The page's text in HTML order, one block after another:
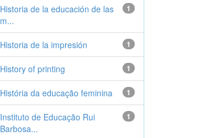
1
Historia de la educación de las
m...
1
Historia de la impresión
1
History of printing
1
História da educação feminina
1
Instituto de Educação Rui
Barbosa...